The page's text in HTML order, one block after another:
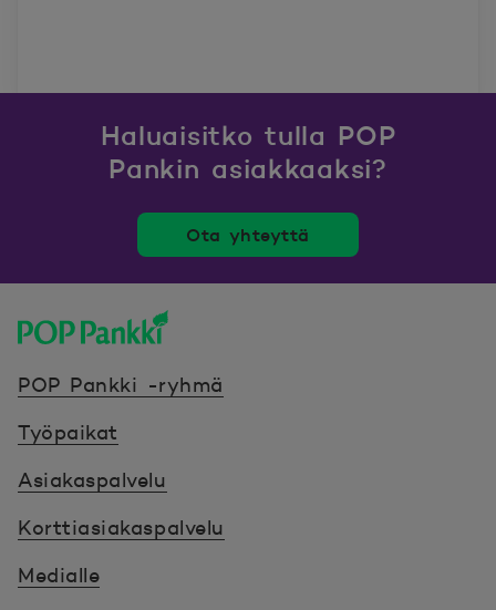
Haluaisitko tulla POP
Pankin asiakkaaksi?
Ota yhteyttä
POP Pankki -ryhmä
Työpaikat
Asiakaspalvelu
Korttiasiakaspalvelu
Medialle